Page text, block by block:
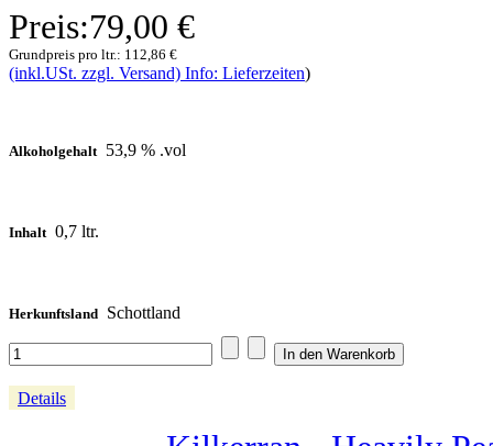
Preis:79,00 €
Grundpreis pro ltr.: 112,86 €
(inkl.USt. zzgl. Versand) Info: Lieferzeiten)
Alkoholgehalt 53,9 % .vol
Inhalt 0,7 ltr.
Herkunftsland Schottland
Details